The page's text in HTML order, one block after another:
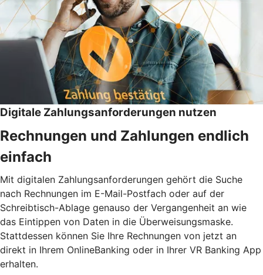
Digitale Zahlungsanforderungen nutzen
Rechnungen und Zahlungen endlich
einfach
Mit digitalen Zahlungsanforderungen gehört die Suche
nach Rechnungen im E-Mail-Postfach oder auf der
Schreibtisch-Ablage genauso der Vergangenheit an wie
das Eintippen von Daten in die Überweisungsmaske.
Stattdessen können Sie Ihre Rechnungen von jetzt an
direkt in Ihrem OnlineBanking oder in Ihrer VR Banking App
erhalten.